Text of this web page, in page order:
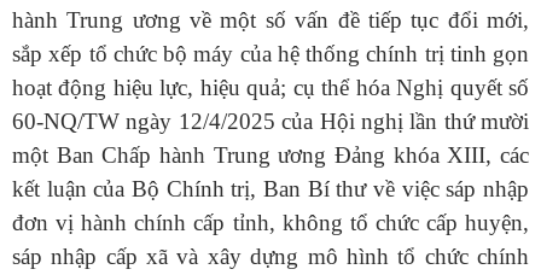
hành Trung ương về một số vấn đề tiếp tục đổi mới,
sắp xếp tổ chức bộ máy của hệ thống chính trị tinh gọn
hoạt động hiệu lực, hiệu quả; cụ thể hóa Nghị quyết số
60-NQ/TW ngày 12/4/2025 của Hội nghị lần thứ mười
một Ban Chấp hành Trung ương Đảng khóa XIII, các
kết luận của Bộ Chính trị, Ban Bí thư về việc sáp nhập
đơn vị hành chính cấp tỉnh, không tổ chức cấp huyện,
sáp nhập cấp xã và xây dựng mô hình tổ chức chính